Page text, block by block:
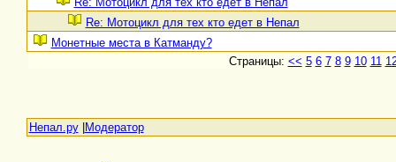
Re: Мотоцикл для тех кто едет в Непал
Монетные места в Катманду?
Страницы: << 5 6 7 8 9 10 11
Непал.ру| Модератор